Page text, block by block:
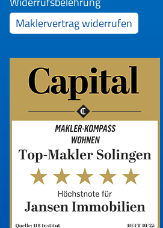
Maklervertrag widerrufen